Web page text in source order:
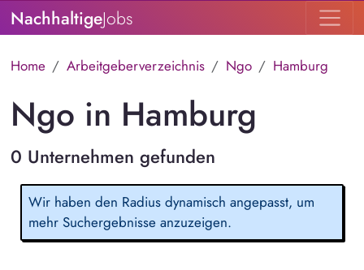
NachhaltigeJobs
Home Arbeitgeberverzeichnis Ngo Hamburg
Ngo in Hamburg
0 Unternehmen gefunden
Wir haben den Radius dynamisch angepasst, um
mehr Suchergebnisse anzuzeigen.